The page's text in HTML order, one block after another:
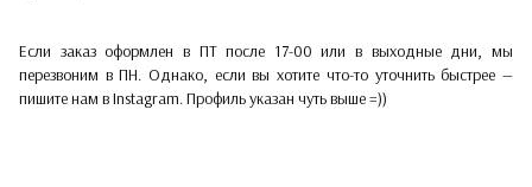
Если заказ оформлен в ПТ после 17-00 или в выходные дни, мы
перезвоним в ПН. Однако, если вы хотите что-то уточнить быстрее —
пишите нам в Instagram. Профиль указан чуть выше =))